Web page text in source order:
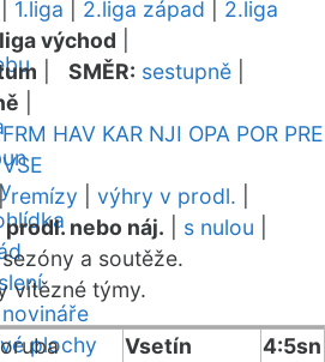
novináře
plochy
1.liga 2.liga západ
2.liga
východ
SMĚR: sestupně
FRM HAV KAR NJI OPA POR PRE
VSE
remízy výhry v prodl.
prodl. nebo náj. s nulou
a soutěže.
vítězné týmy.
Vsetín 4:5sn